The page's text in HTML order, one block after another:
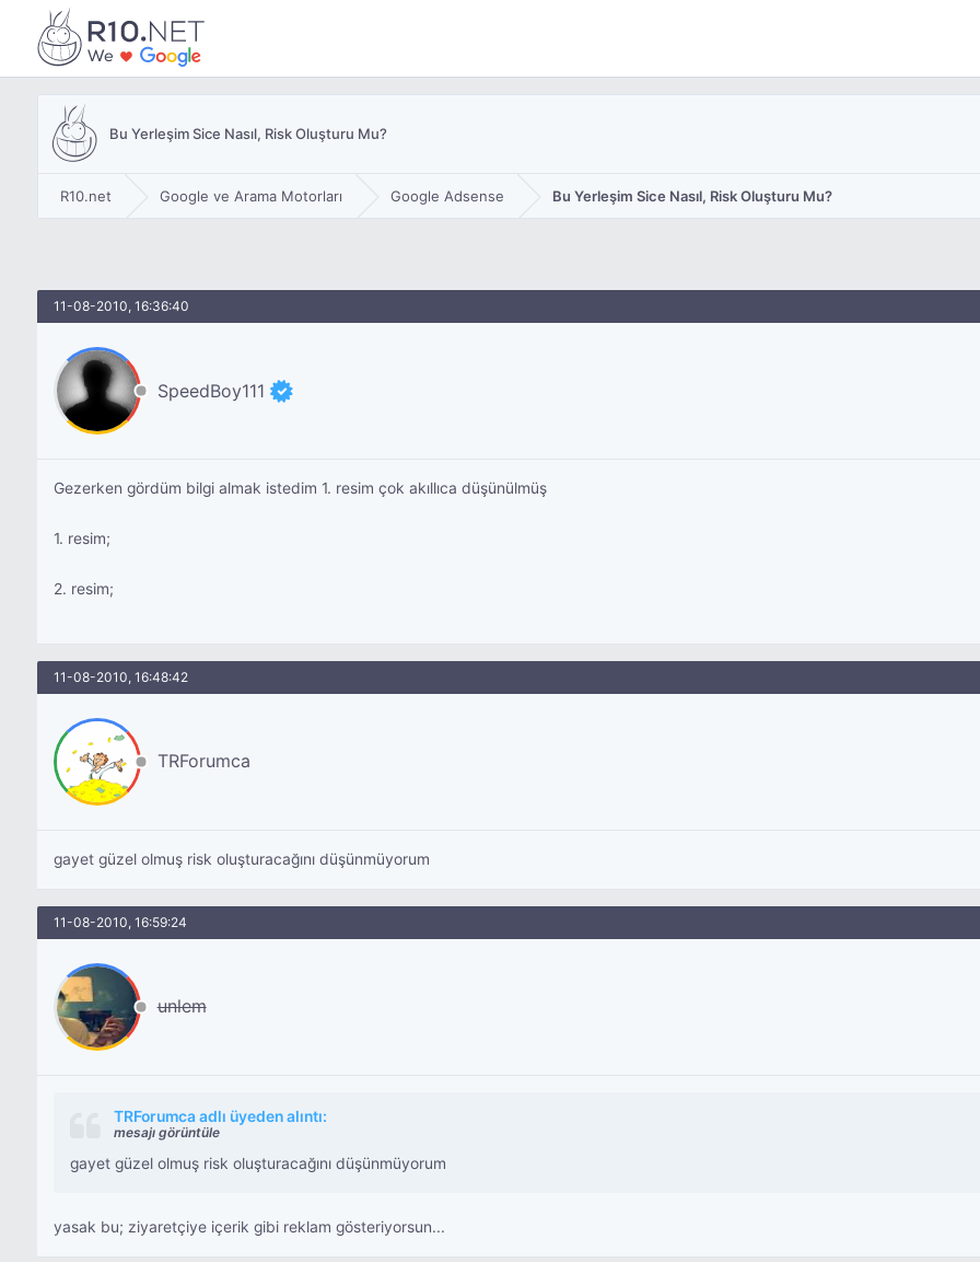
Bu Yerleşim Sice Nasıl, Risk Oluşturu Mu?
R10.net Google ve Arama Motorları Google Adsense Bu Yerleşim Sice Nasıl, Risk Oluşturu Mu?
11-08-2010, 16:36:40
SpeedBoy111
Gezerken gördüm bilgi almak istedim 1. resim çok akıllıca düşünülmüş
1. resim;
2. resim;
11-08-2010, 16:48:42
TRForumca
gayet güzel olmuş risk oluşturacağını düşünmüyorum
11-08-2010, 16:59:24
unlem
TRForumca adlı üyeden alıntı:
mesajı görüntüle
gayet güzel olmuş risk oluşturacağını düşünmüyorum
yasak bu; ziyaretçiye içerik gibi reklam gösteriyorsun...